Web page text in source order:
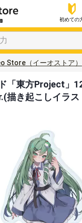
初めての
Store（イーオストア）
「東方Project」
描き起こしイラス